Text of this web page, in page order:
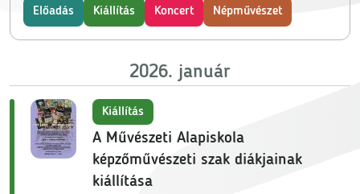
Előadás Kiállítás Koncert Népművészet
2026. január
A Művészeti Alapiskola
képzőművészeti szak diákjainak
kiállítása
Kiállítás